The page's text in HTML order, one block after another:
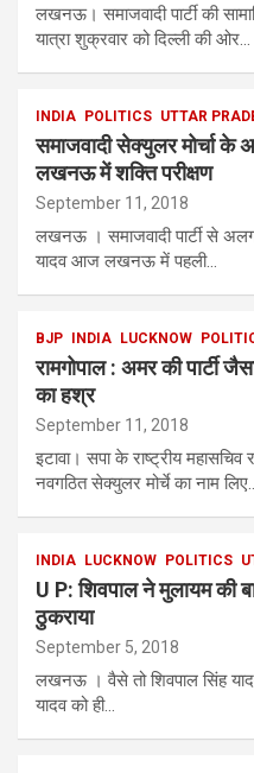
लखनऊ। समाजवादी पार्टी की
यात्रा शुक्रवार को दिल्ली की ओर…
INDIA POLITICS UTTAR
समाजवादी सेक्युलर मोर्चा के
लखनऊ में शक्ति परीक्षण
September 11, 2018
लखनऊ । समाजवादी पार्टी से
यादव आज लखनऊ में पहली…
BJP INDIA LUCKNOW
रामगोपाल : अमर की पार्टी
का हश्र
September 11, 2018
इटावा। सपा के राष्ट्रीय महासचिव
नवगठित सेक्युलर मोर्चे का नाम
INDIA LUCKNOW POLITICS
U P: शिवपाल ने मुलायम की
ठुकराया
September 5, 2018
लखनऊ । वैसे तो शिवपाल सिंह
यादव को ही…